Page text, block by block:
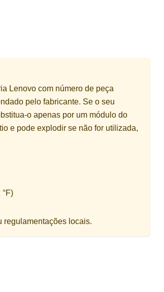
Lenovo com número de peça
pelo fabricante. Se o seu
o apenas por um módulo do
e pode explodir se não for utilizada,
regulamentações locais.